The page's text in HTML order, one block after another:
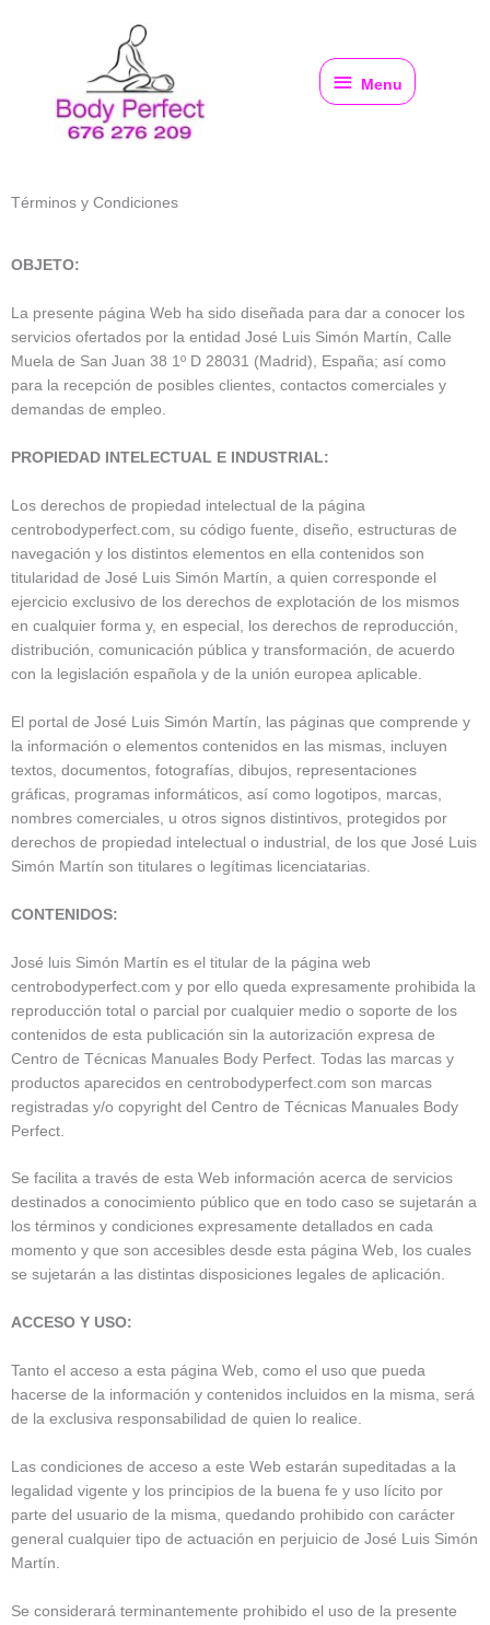
Menu
Términos y Condiciones
OBJETO:
La presente página Web ha sido diseñada para dar a conocer los
servicios ofertados por la entidad José Luis Simón Martín, Calle
Muela de San Juan 38 1º D 28031 (Madrid), España; así como
para la recepción de posibles clientes, contactos comerciales y
demandas de empleo.
PROPIEDAD INTELECTUAL E INDUSTRIAL:
Los derechos de propiedad intelectual de la página
centrobodyperfect.com, su código fuente, diseño, estructuras de
navegación y los distintos elementos en ella contenidos son
titularidad de José Luis Simón Martín, a quien corresponde el
ejercicio exclusivo de los derechos de explotación de los mismos
en cualquier forma y, en especial, los derechos de reproducción,
distribución, comunicación pública y transformación, de acuerdo
con la legislación española y de la unión europea aplicable.
El portal de José Luis Simón Martín, las páginas que comprende y
la información o elementos contenidos en las mismas, incluyen
textos, documentos, fotografías, dibujos, representaciones
gráficas, programas informáticos, así como logotipos, marcas,
nombres comerciales, u otros signos distintivos, protegidos por
derechos de propiedad intelectual o industrial, de los que José Luis
Simón Martín son titulares o legítimas licenciatarias.
CONTENIDOS:
José luis Simón Martín es el titular de la página web
centrobodyperfect.com y por ello queda expresamente prohibida la
reproducción total o parcial por cualquier medio o soporte de los
contenidos de esta publicación sin la autorización expresa de
Centro de Técnicas Manuales Body Perfect. Todas las marcas y
productos aparecidos en centrobodyperfect.com son marcas
registradas y/o copyright del Centro de Técnicas Manuales Body
Perfect.
Se facilita a través de esta Web información acerca de servicios
destinados a conocimiento público que en todo caso se sujetarán a
los términos y condiciones expresamente detallados en cada
momento y que son accesibles desde esta página Web, los cuales
se sujetarán a las distintas disposiciones legales de aplicación.
ACCESO Y USO:
Tanto el acceso a esta página Web, como el uso que pueda
hacerse de la información y contenidos incluidos en la misma, será
de la exclusiva responsabilidad de quien lo realice.
Las condiciones de acceso a este Web estarán supeditadas a la
legalidad vigente y los principios de la buena fe y uso lícito por
parte del usuario de la misma, quedando prohibido con carácter
general cualquier tipo de actuación en perjuicio de José Luis Simón
Martín.
Se considerará terminantemente prohibido el uso de la presente